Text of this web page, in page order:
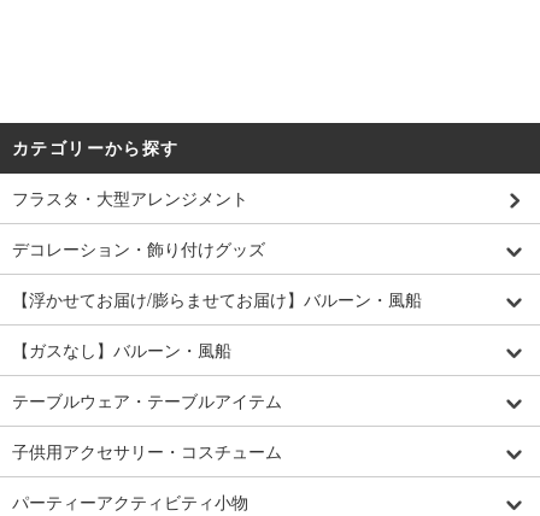
カテゴリーから探す
フラスタ・大型アレンジメント
デコレーション・飾り付けグッズ
【浮かせてお届け/膨らませてお届け】バルーン・風船
【ガスなし】バルーン・風船
テーブルウェア・テーブルアイテム
子供用アクセサリー・コスチューム
パーティーアクティビティ小物